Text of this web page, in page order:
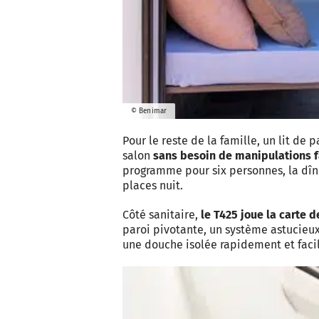
© Benimar
Pour le reste de la famille, un lit de
salon sans besoin de manipulations
programme pour six personnes, la
places nuit.
Côté sanitaire, le T425 joue la carte
paroi pivotante, un système
une douche isolée rapidement et